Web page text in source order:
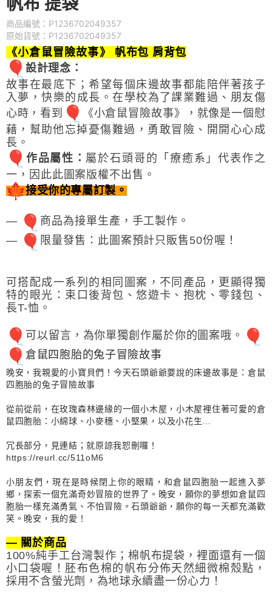
商品編號：P1236702049357
原始貨號：P1236702049357
《小倉鼠冒險故事》 帆布包 肩背包
設計理念：
故事在最底下；希望每個床邊故事都能陪伴著孩子
入夢，快樂的成長。在學校為了課業難過、朋友傷
心時，看到
《小倉鼠冒險故事》，就像是一個慰
藉，幫助他忘掉憂傷難過，勇敢冒險、開開心心成
長。
作品屬性 ： 屬於石頭哥的「療癒系」代表作之
一，因此此圖案版權不出售。
接受你的專屬訂製。
—
商品為接單生產，手工製作。
—
限量發售：此圖案預計只販售50份喔！
可搭配成一系列的相同圖案，不同產品，更顯得獨
特的眼光：束口後背包、悠遊卡、抱枕、零錢包、
長T-恤。
可以留言，為你單獨創作屬於你的圖案哦。
倉鼠四胞胎的兔子冒險故事
晚安，我親愛的小寶貝們！今天石頭爺爺要說的床邊故事是：倉鼠
四胞胎的兔子冒險故事
從前從前，在玫瑰森林邊緣的一個小木屋，小木屋裡住著可愛的倉
鼠四胞胎：小綿球、小麥穗、小堅果，以及小花生…
冗長部分，見連結；就原諒我恕刪囉！
https://reurl.cc/511oM6
小朋友們，現在是時候閉上你的眼睛，和倉鼠四胞胎一起進入夢
鄉，探索一個充滿奇妙冒險的世界了。晚安，願你的夢想如倉鼠四
胞胎一樣充滿勇氣、不怕冒險。石頭爺爺，願你的每一天都充滿歡
笑。晚安，我的愛！
— 關於商品
100%純手工台灣製作；棉帆布提袋，裡面還有一個
小口袋喔！胚布色棉的帆布分佈天然細微棉殼點，
採用不含螢光劑，為地球永續盡一份心力！